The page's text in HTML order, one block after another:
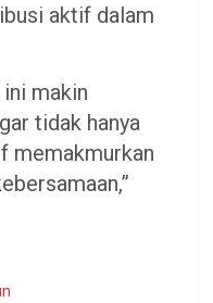
aktif dalam
makin
tidak hanya
memakmurkan